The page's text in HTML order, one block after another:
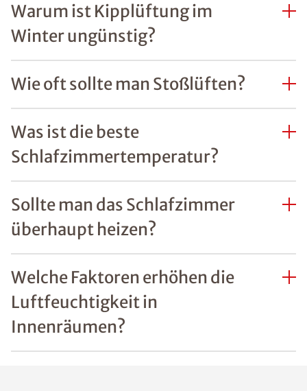
Warum ist Kipplüftung im
Winter ungünstig?
Wie oft sollte man Stoßlüften?
Was ist die beste
Schlafzimmertemperatur?
Sollte man das Schlafzimmer
überhaupt heizen?
Welche Faktoren erhöhen die
Luftfeuchtigkeit in
Innenräumen?